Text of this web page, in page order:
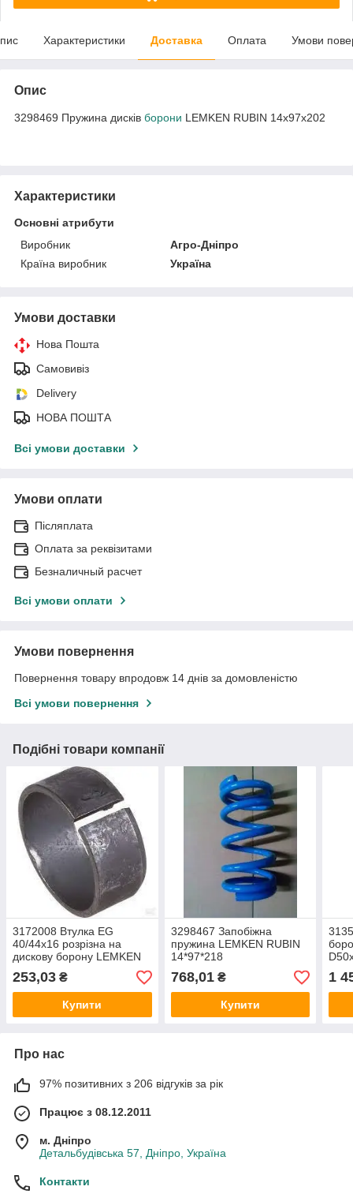
Характеристики Доставка Оплата Умови
Опис
3298469 Пружина дисків борони LEMKEN RUBIN 14x97x202
Характеристики
Основні атрибути
Виробник
Агро-Дніпро
Країна виробник
Україна
Умови доставки
Нова Пошта
Самовивіз
Delivery
НОВА ПОШТА
Всі умови доставки
Умови оплати
Післяплата
Оплата за реквізитами
Безналичный расчет
Всі умови оплати
Умови повернення
Повернення товару впродовж 14 днів за домовленістю
Всі умови повернення
Подібні товари компанії
3172008 Втулка EG
40/44x16 розрізна на
дискову борону LEMKEN
RUBIN
253,03 ₴
Купити
3298467 Запобіжна
пружина LEMKEN RUBIN
14*97*218
768,01₴
Купити
1
Про нас
97% позитивних з 206 відгуків за рік
Працює з 08.12.2011
м. Дніпро
Детальбудівська 57, Дніпро, Україна
Контакти